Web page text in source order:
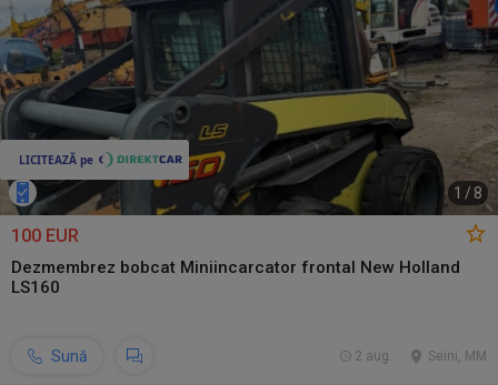
1 / 8
100 EUR
Dezmembrez bobcat Miniincarcator frontal New Holland
LS160
Sună Seini, MM
2 aug.